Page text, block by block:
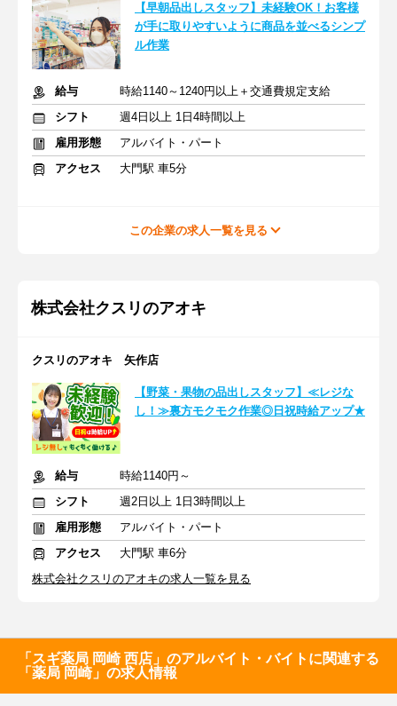
【早朝品出しスタッフ】未経験OK！お客様
が手に取りやすいように商品を並べるシンプ
ル作業
給与
時給1140～1240円以上＋交通費規定支給
シフト
週4日以上 1日4時間以上
雇用形態
アルバイト・パート
アクセス
大門駅 車5分
この企業の求人一覧を見る
株式会社クスリのアオキ
クスリのアオキ 矢作店
【野菜・果物の品出しスタッフ】≪レジな
し！≫裏方モクモク作業◎日祝時給アップ★
給与
時給1140円～
シフト
週2日以上 1日3時間以上
雇用形態
アルバイト・パート
アクセス
大門駅 車6分
株式会社クスリのアオキの求人一覧を見る
「スギ薬局 岡崎 西店」のアルバイト・バイトに関連する
「薬局 岡崎」の求人情報